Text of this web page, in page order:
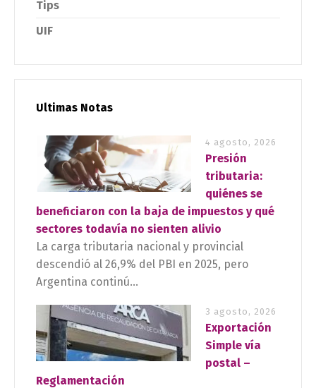
Tips
UIF
Ultimas Notas
4 agosto, 2026
Presión
tributaria:
quiénes se
beneficiaron con la baja de impuestos y qué
sectores todavía no sienten alivio
La carga tributaria nacional y provincial
descendió al 26,9% del PBI en 2025, pero
Argentina continú...
3 agosto, 2026
Exportación
Simple vía
postal –
Reglamentación